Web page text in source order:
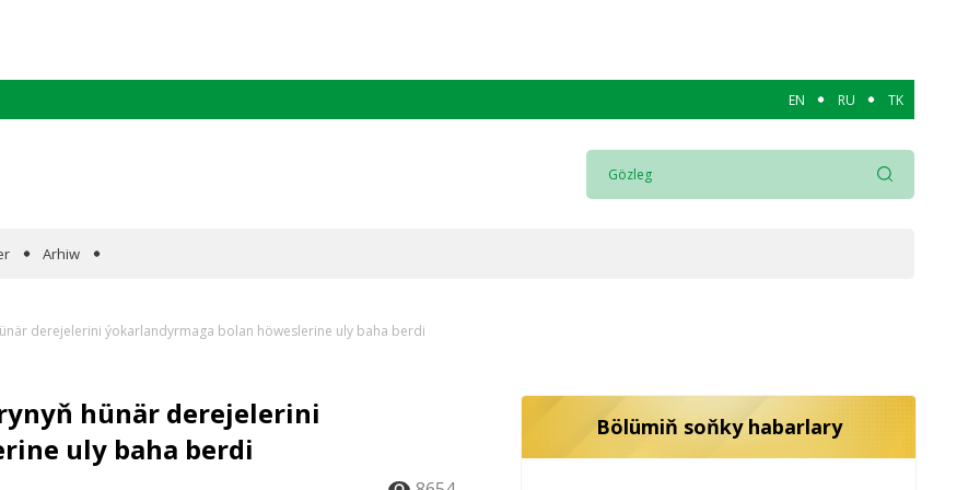
EN RU TK
Arhiw
derejelerini ýokarlandyrmaga bolan höweslerine uly baha berdi
hünär derejelerini
uly baha berdi
Bölümiň soňky habarlary